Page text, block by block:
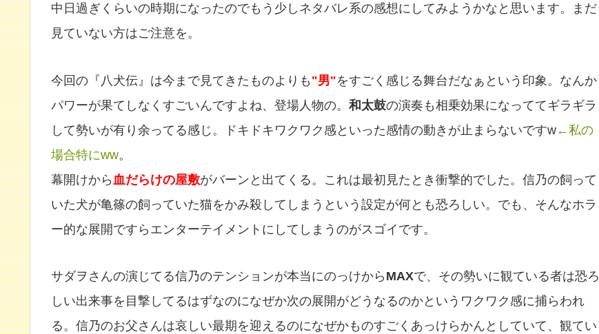
中日過ぎくらいの時期になったのでもう少しネタバレ系の感想にしてみようかなと思います。まだ
見ていない方はご注意を。
今回の『八犬伝』は今まで見てきたものよりも "男"をすごく感じる舞台だなぁという印象。なんか
パワーが果てしなくすごいんですよね、登場人物の。 和太鼓の演奏も相乗効果になっててギラギラ
して勢いが有り余ってる感じ。ドキドキワクワク感といった感情の動きが止まらないですw←私の
場合特にww。
幕開けから 血だらけの屋敷がバーンと出てくる。これは最初見たとき衝撃的でした。信乃の飼って
いた犬が亀篠の飼っていた猫をかみ殺してしまうという設定が何とも恐ろしい。でも、そんなホラ
ー的な展開ですらエンターテイメントにしてしまうのがスゴイです。
サダヲさんの演じてる信乃のテンションが本当にのっけから MAXで、その勢いに観ている者は恐ろ
しい出来事を目撃してるはずなのになぜか次の展開がどうなるのかというワクワク感に捕らわれ
る。信乃のお父さんは哀しい最期を迎えるのになぜかものすごくあっけらかんとしていて、観てい